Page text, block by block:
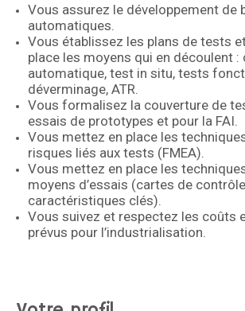
Vous assurez le développement de
automatiques.
Vous établissez les plans de tests
place les moyens qui en découlent
automatique, test in situ, tests
déverminage, ATR.
Vous formalisez la couverture de
essais de prototypes et pour la FAI.
Vous mettez en place les
risques liés aux tests (FMEA).
Vous mettez en place les
moyens d’essais (cartes de
caractéristiques clés).
Vous suivez et respectez les coûts
prévus pour l’industrialisation.